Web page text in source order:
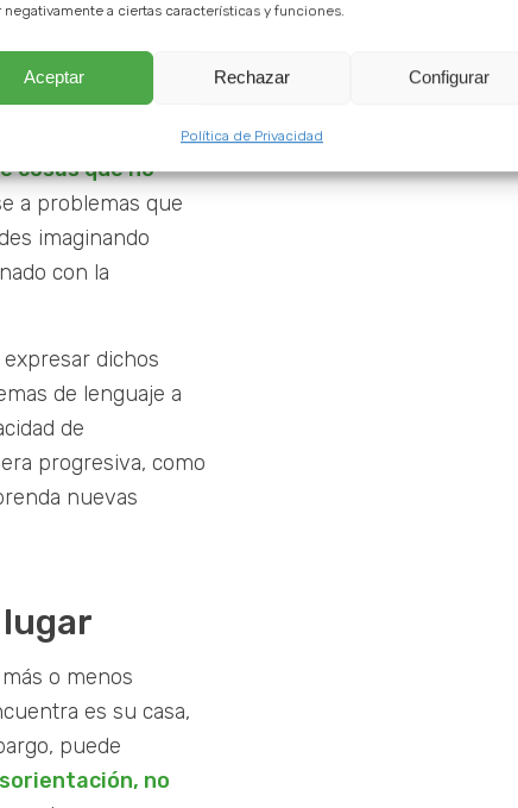
negativamente a ciertas características y funciones.
Aceptar Rechazar Configurar
Política de Privacidad
puede
cosas que no
a problemas que
imaginando
con la
dichos
de lenguaje a
de
progresiva, como
nuevas
o menos
es su casa,
puede
no